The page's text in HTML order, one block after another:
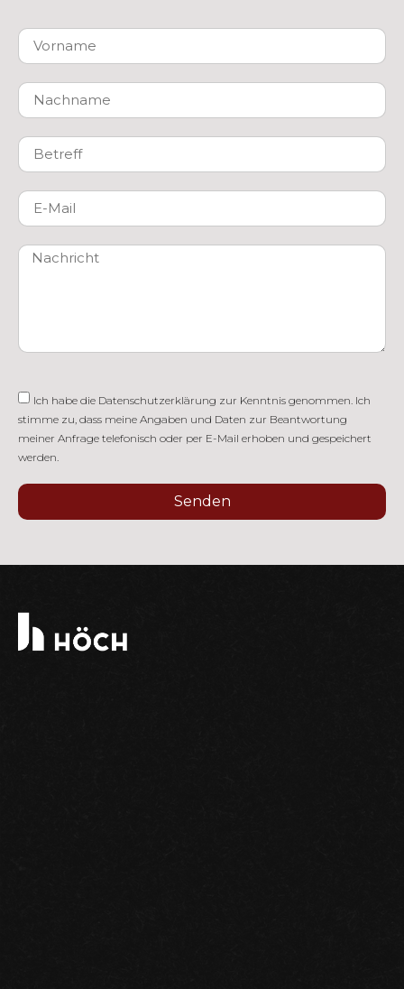
Ich habe die Datenschutzerklärung zur Kenntnis genommen. Ich
stimme zu, dass meine Angaben und Daten zur Beantwortung
meiner Anfrage telefonisch oder per E-Mail erhoben und gespeichert
werden.
Senden